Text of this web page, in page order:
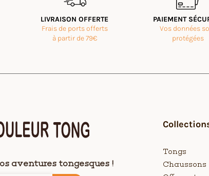
18:55:52 GMT+0000 (Coordinated Universal Time)
et expédition rapide
et expédition rapide merci
06:49:59 GMT+0000 (Coordinated Universal Time)
Chocolat
LIVRAISON OFFERTE
Frais de ports offerts
à partir de 79€
PAIEMENT
Vos données
protégées
aventures tongesques !
Tongs
Chaussons